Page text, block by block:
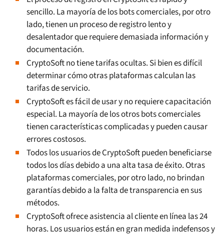
sencillo. La mayoría de los bots comerciales, por otro
lado, tienen un proceso de registro lento y
desalentador que requiere demasiada información y
documentación.
CryptoSoft no tiene tarifas ocultas. Si bien es difícil
determinar cómo otras plataformas calculan las
tarifas de servicio.
CryptoSoft es fácil de usar y no requiere capacitación
especial. La mayoría de los otros bots comerciales
tienen características complicadas y pueden causar
errores costosos.
Todos los usuarios de CryptoSoft pueden beneficiarse
todos los días debido a una alta tasa de éxito. Otras
plataformas comerciales, por otro lado, no brindan
garantías debido a la falta de transparencia en sus
métodos.
CryptoSoft ofrece asistencia al cliente en línea las 24
horas. Los usuarios están en gran medida indefensos y